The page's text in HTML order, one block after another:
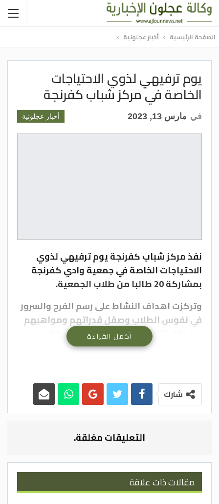
الصفحة الرئيسية أخبار عجلونية
يوم ترفيهي لذوي الاحتياجات
الخاصة في مركز شباب كفرنجة
أخبار عجلونية في مارس 13, 2023
نفذ مركز شباب كفرنجة يوم ترفيهي لذوي
الاحتياجات الخاصة في جمعية وادي كفرنجة
بمشاركة 20 طالبا من طلاب الجمعية.
وتركزت اهداف النشاط على رسم الفرح والسرور
في نفوس الطلاب وصقل قدراتهم ومواهبهم
من خلال المشاركة بمثل هذه الانشطة،
وتحقيق التفريغ النفسي للأطفال من ذوي
جزء لا يتجزأ من المجتمع ، وهم أقطاب
مجتمعنا لأن نجاحهم في المضي قُدما في
الحياة هو نجاح لكل المجتمع وضياعهم يعني
، واشتملت فعاليات المهرجان على فقرات
مريم العبود* / مديرية شباب عجلون
أكمل القراءة
شارك
التعليقات مغلقة.
مقالات ذات علاقة